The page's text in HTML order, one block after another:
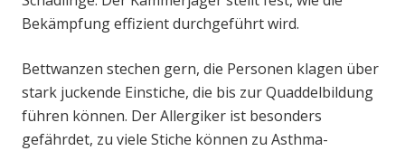
Bekämpfung effizient durchgeführt wird.
Bettwanzen stechen gern, die Personen klagen über
stark juckende Einstiche, die bis zur Quaddelbildung
führen können. Der Allergiker ist besonders
gefährdet, zu viele Stiche können zu Asthma-